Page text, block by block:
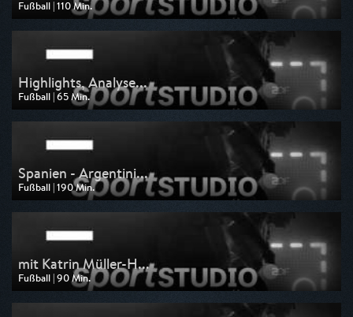
Fußball | 110 Min.
Ausgestrahlt von ZDF
am 20.07.2026, 02:10
Highlights, Analyse...
Fußball | 65 Min.
Ausgestrahlt von ZDF
am 19.07.2026, 23:10
Spanien - Argentini...
Fußball | 190 Min.
Ausgestrahlt von ZDF
am 19.07.2026, 21:00
mit Katrin Müller-H...
Fußball | 90 Min.
Ausgestrahlt von ZDF
am 19.07.2026, 19:30